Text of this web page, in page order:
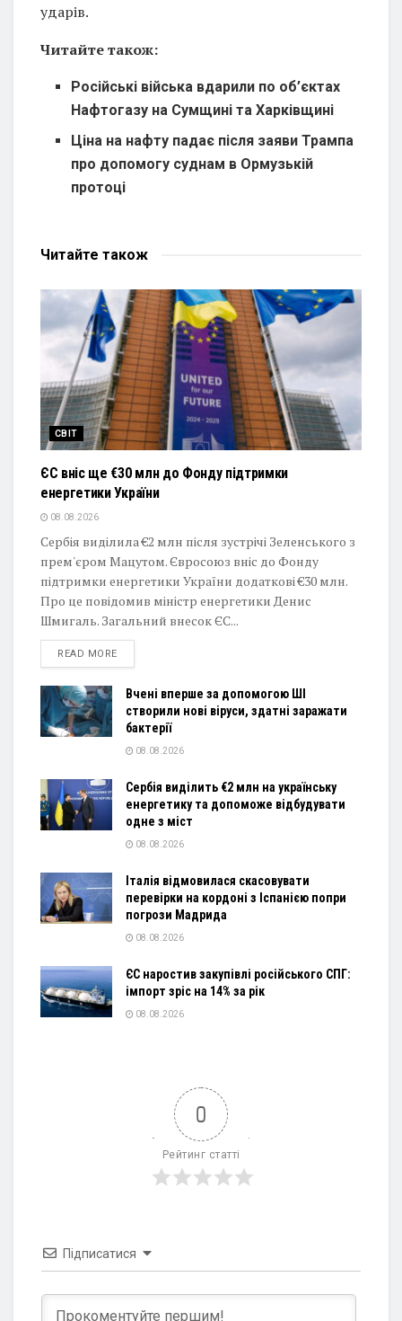
ударів.
Читайте також:
Російські війська вдарили по об’єктах
Нафтогазу на Сумщині та Харківщині
Ціна на нафту падає після заяви Трампа
про допомогу суднам в Ормузькій
протоці
Читайте також
СВІТ
ЄС вніс ще €30 млн до Фонду підтримки
енергетики України
08.08.2026
Сербія виділила €2 млн після зустрічі Зеленського з
прем'єром Мацутом. Євросоюз вніс до Фонду
підтримки енергетики України додаткові €30 млн.
Про це повідомив міністр енергетики Денис
Шмигаль. Загальний внесок ЄС...
READ MOREDETAILS
Вчені вперше за допомогою ШІ
створили нові віруси, здатні заражати
бактерії
08.08.2026
Сербія виділить €2 млн на українську
енергетику та допоможе відбудувати
одне з міст
08.08.2026
Італія відмовилася скасовувати
перевірки на кордоні з Іспанією попри
погрози Мадрида
08.08.2026
ЄС наростив закупівлі російського СПГ:
імпорт зріс на 14% за рік
08.08.2026
0
Рейтинг статті
Підписатися